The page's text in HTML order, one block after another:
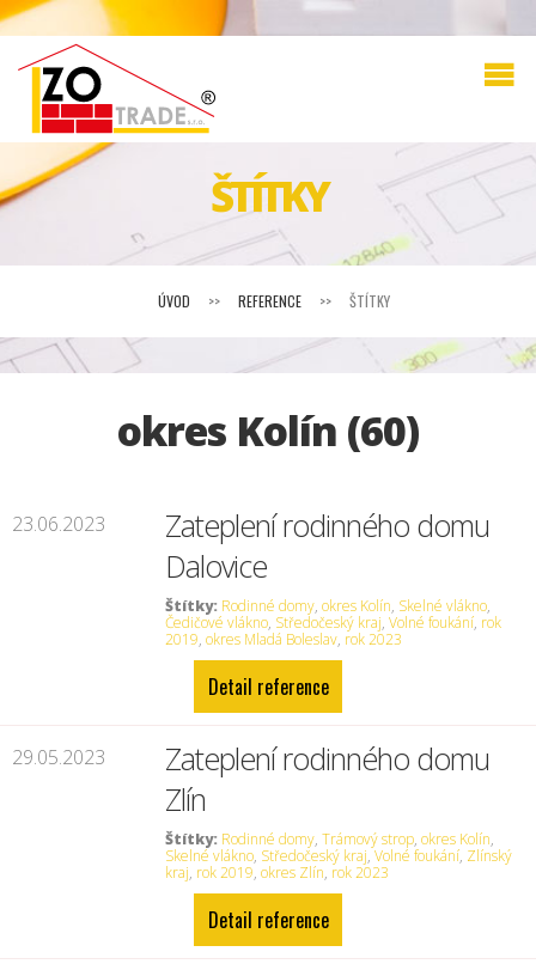
ŠTÍTKY
ÚVOD >> REFERENCE >> ŠTÍTKY
okres Kolín (60)
23.06.2023
Zateplení rodinného domu
Dalovice
Štítky: Rodinné domy,okres Kolín, Skelné vlákno,
Čedičové vlákno, Středočeský kraj,Volné foukání, rok
2019,okres Mladá Boleslav, rok 2023
Detail reference
29.05.2023
Zateplení rodinného domu
Zlín
Štítky: Rodinné domy,Trámový strop,okres Kolín,
Skelné vlákno, Středočeský kraj,Volné foukání, Zlínský
kraj, rok 2019,okres Zlín, rok 2023
Detail reference